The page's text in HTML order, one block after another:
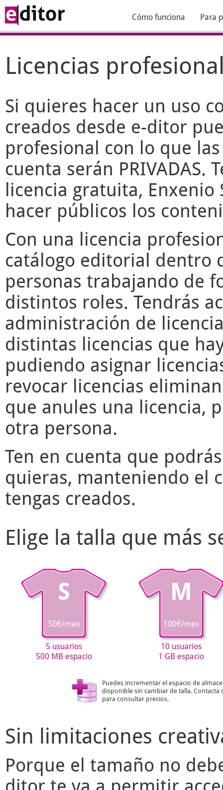
Cómo funciona Para
Licencias
Si quieres hacer un uso
creados desde e-ditor
profesional con lo que
cuenta serán PRIVADAS.
licencia gratuita, Enxenio
hacer públicos los
Con una licencia
catálogo editorial dentro
personas trabajando de
distintos roles. Tendrás
administración de
distintas licencias que
pudiendo asignar
revocar licencias
que anules una licencia,
otra persona.
Ten en cuenta que
quieras, manteniendo el
tengas creados.
Elige la talla que más
S
50€/mes
5 usuarios
500 MB espacio
M
100€/mes
10 usuarios
1 GB espacio
Puedes incrementar el espacio de
disponible sin cambiar de talla. Contacta
para consultar precios.
Sin limitaciones
Porque el tamaño no